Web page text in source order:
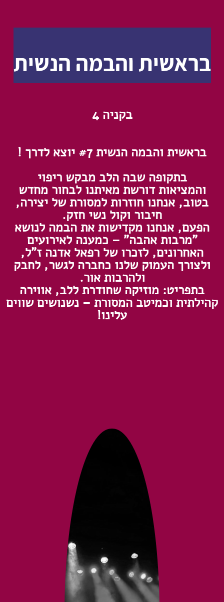
בראשית והבמה הנשית
בקניה 4
בראשית והבמה הנשית #7 יוצא לדרך !
בתקופה שבה הלב מבקש ריפוי
והמציאות דורשת מאיתנו לבחור מחדש
בטוב, אנחנו חוזרות למסורת של יצירה,
חיבור וקול נשי חזק.
הפעם, אנחנו מקדישות את הבמה לנושא
"מרבות אהבה" – כמענה לאירועים
האחרונים, לזכרו של רפאל אדנה ז"ל,
ולצורך העמוק שלנו כחברה לגשר, לחבק
ולהרבות אור.
בתפריט: מוזיקה שחודרת ללב, אווירה
קהילתית וכמיטב המסורת – נשנושים שווים
עלינו!